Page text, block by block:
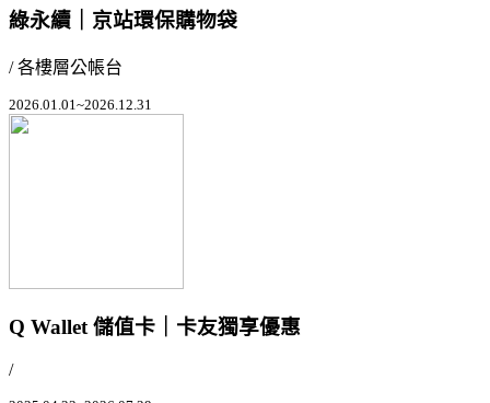
綠永續｜京站環保購物袋
/ 各樓層公帳台
2026.01.01~2026.12.31
Q Wallet 儲值卡｜卡友獨享優惠
/